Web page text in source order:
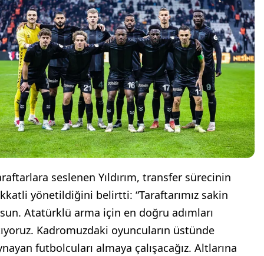
seslenen Yıldırım, transfer sürecinin
yönetildiğini belirtti: “Taraftarımız sakin
Atatürklü arma için en doğru adımları
Kadromuzdaki oyuncuların üstünde
futbolcuları almaya çalışacağız. Altlarına